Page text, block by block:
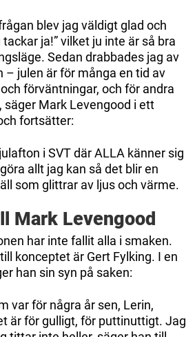
blev jag väldigt glad och
ja!” vilket ju inte är så bra
Sedan drabbades jag av
– julen är för många en tid av
förväntningar, och för andra
säger Mark Levengood i ett
fortsätter:
i SVT där ALLA känner sig
allt jag kan så det blir en
som glittrar av ljus och värme.
Mark Levengood
har inte fallit alla i smaken.
konceptet är Gert Fylking. I en
han sin syn på saken:
var för några år sen, Lerin,
är för gulligt, för puttinuttigt. Jag